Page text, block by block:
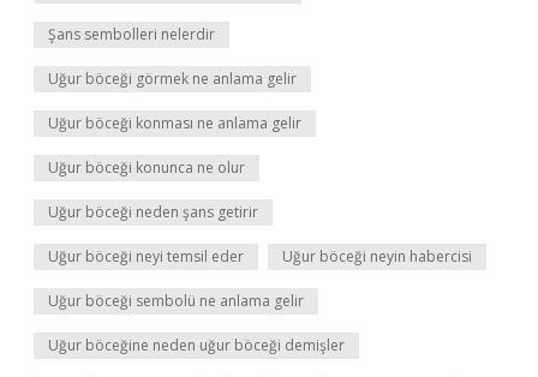
Şans sembolleri nelerdir
Uğur böceği görmek ne anlama gelir
Uğur böceği konması ne anlama gelir
Uğur böceği konunca ne olur
Uğur böceği neden şans getirir
Uğur böceği neyi temsil eder Uğur böceği neyin habercisi
Uğur böceği sembolü ne anlama gelir
Uğur böceğine neden uğur böceği demişler